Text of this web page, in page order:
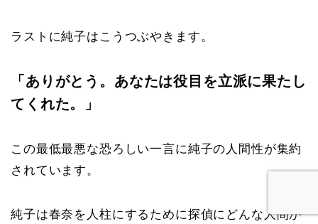
ラストに純子はこうつぶやきます。
「ありがとう。あなたは役目を立派に果たし
てくれた。」
この最低最悪な恐ろしい一言に純子の人間性が集約
されています。
純子は春奈を人柱にするために探偵にどんな人間か